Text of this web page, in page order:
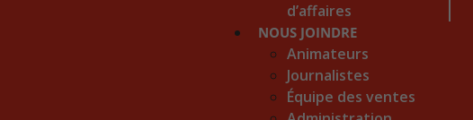
d’affaires
NOUS JOINDRE
Animateurs
Journalistes
Équipe des ventes